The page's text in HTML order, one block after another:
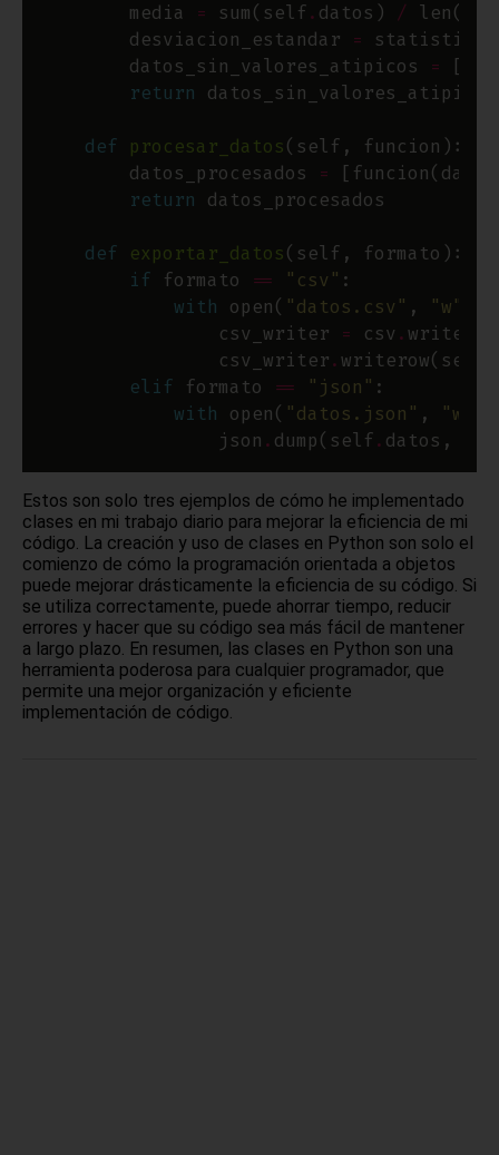
        media
= sum(self. datos) /
        desviacion_estandar
= statistics
        datos_sin_valores_atipicos
=
return
def procesar_datos
        datos_procesados
=
return
def exportar_datos
if formato == "csv"
with open( "datos.csv" , "w"
                csv_writer
= csv .
                csv_writer
.writerow(self
elif formato == "json"
with open( "datos.json" , "w"
                json
. dump(self.
Estos son solo tres ejemplos de cómo he implementado
clases en mi trabajo diario para mejorar la eficiencia de mi
código. La creación y uso de clases en Python son solo el
comienzo de cómo la programación orientada a objetos
puede mejorar drásticamente la eficiencia de su código. Si
se utiliza correctamente, puede ahorrar tiempo, reducir
errores y hacer que su código sea más fácil de mantener
a largo plazo. En resumen, las clases en Python son una
herramienta poderosa para cualquier programador, que
permite una mejor organización y eficiente
implementación de código.